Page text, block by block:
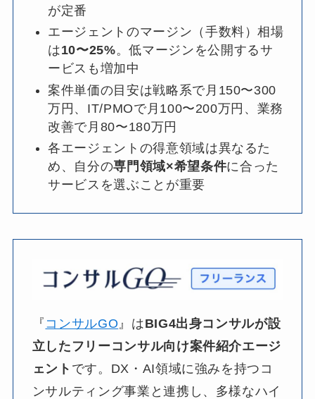
が定番
エージェントのマージン（手数料）相場
は10〜25%。低マージンを公開するサ
ービスも増加中
案件単価の目安は戦略系で月150〜300
万円、IT/PMOで月100〜200万円、業務
改善で月80〜180万円
各エージェントの得意領域は異なるた
め、自分の専門領域×希望条件に合った
サービスを選ぶことが重要
『 コンサルGO 』は​BIG4出身コンサルが設
立した フリーコンサル向け案件紹介エージ
ェント です。​DX・AI領域に​強みを​持つコ
ンサルティング事業と​連携し、​多様な​ハイ